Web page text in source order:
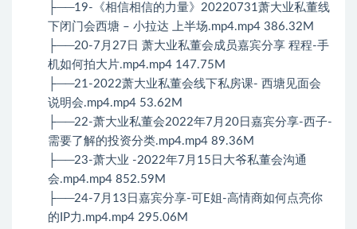
├──19-《相信相信的力量》20220731萧大业私董线
下闭门会西塘 – 小拉达 上半场.mp4.mp4 386.32M
├──20-7月27日 萧大业私董会成员嘉宾分享 程程-手
机如何拍大片.mp4.mp4 147.75M
├──21-2022萧大业私董会线下私房课- 西塘见面会
说明会.mp4.mp4 53.62M
├──22-萧大业私董会2022年7月20日嘉宾分享-西子-
需要了解的投资分类.mp4.mp4 89.36M
├──23-萧大业 -2022年7月15日大爷私董会沟通
会.mp4.mp4 852.59M
├──24-7月13日嘉宾分享-可E姐-高情商如何点亮你
的IP力.mp4.mp4 295.06M